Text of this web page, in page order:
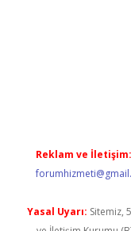
Reklam ve İletişim:
Yasal Uyarı: Sitemiz,